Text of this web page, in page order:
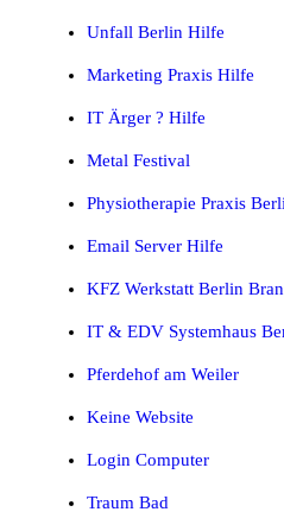
Unfall Berlin Hilfe
Marketing Praxis Hilfe
IT Ärger ? Hilfe
Metal Festival
Physiotherapie Praxis
Email Server Hilfe
KFZ Werkstatt Berlin
IT & EDV Systemhaus
Pferdehof am Weiler
Keine Website
Login Computer
Traum Bad